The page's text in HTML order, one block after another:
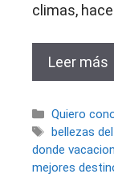
climas,
Leer más
Categorías
Quiero
Etiquetas
bellezas
donde
mejores